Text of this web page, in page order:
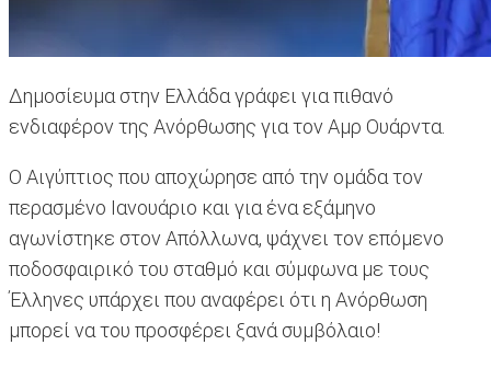
Δημοσίευμα στην Ελλάδα γράφει για πιθανό
ενδιαφέρον της Ανόρθωσης για τον Αμρ Ουάρντα.
Ο Αιγύπτιος που αποχώρησε από την ομάδα τον
περασμένο Ιανουάριο και για ένα εξάμηνο
αγωνίστηκε στον Απόλλωνα, ψάχνει τον επόμενο
ποδοσφαιρικό του σταθμό και σύμφωνα με τους
Έλληνες υπάρχει που αναφέρει ότι η Ανόρθωση
μπορεί να του προσφέρει ξανά συμβόλαιο!